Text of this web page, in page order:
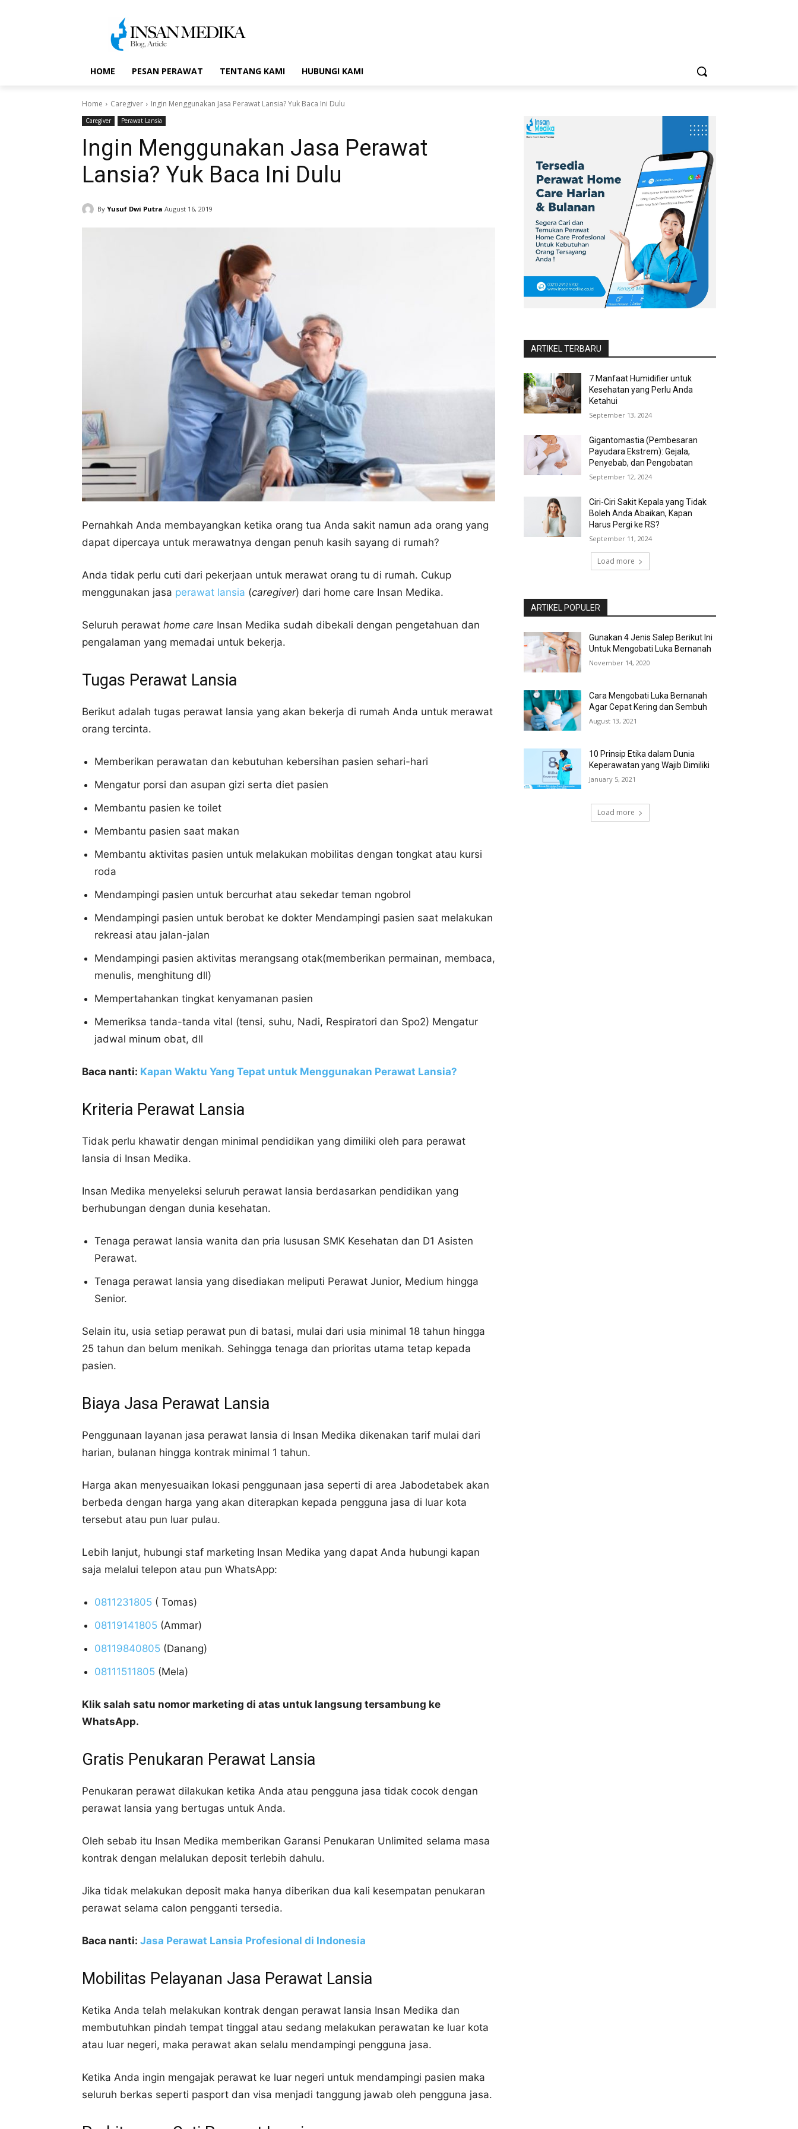
HOME PESAN PERAWAT TENTANG KAMI HUBUNGI KAMI
Home Caregiver Ingin Menggunakan Jasa Perawat Lansia? Yuk Baca Ini Dulu
Caregiver Perawat Lansia
Ingin Menggunakan Jasa Perawat
Lansia? Yuk Baca Ini Dulu
By Yusuf Dwi Putra August 16, 2019
Pernahkah Anda membayangkan ketika orang tua Anda sakit namun ada orang yang
dapat dipercaya untuk merawatnya dengan penuh kasih sayang di rumah?
Anda tidak perlu cuti dari pekerjaan untuk merawat orang tu di rumah. Cukup
menggunakan jasa perawat lansia (caregiver) dari home care Insan Medika.
Seluruh perawat home care Insan Medika sudah dibekali dengan pengetahuan dan
pengalaman yang memadai untuk bekerja.
Tugas Perawat Lansia
Berikut adalah tugas perawat lansia yang akan bekerja di rumah Anda untuk merawat
orang tercinta.
Memberikan perawatan dan kebutuhan kebersihan pasien sehari-hari
Mengatur porsi dan asupan gizi serta diet pasien
Membantu pasien ke toilet
Membantu pasien saat makan
Membantu aktivitas pasien untuk melakukan mobilitas dengan tongkat atau kursi
roda
Mendampingi pasien untuk bercurhat atau sekedar teman ngobrol
Mendampingi pasien untuk berobat ke dokter Mendampingi pasien saat melakukan
rekreasi atau jalan-jalan
Mendampingi pasien aktivitas merangsang otak(memberikan permainan, membaca,
menulis, menghitung dll)
Mempertahankan tingkat kenyamanan pasien
Memeriksa tanda-tanda vital (tensi, suhu, Nadi, Respiratori dan Spo2) Mengatur
jadwal minum obat, dll
Baca nanti: Kapan Waktu Yang Tepat untuk Menggunakan Perawat Lansia?
Kriteria Perawat Lansia
Tidak perlu khawatir dengan minimal pendidikan yang dimiliki oleh para perawat
lansia di Insan Medika.
Insan Medika menyeleksi seluruh perawat lansia berdasarkan pendidikan yang
berhubungan dengan dunia kesehatan.
Tenaga perawat lansia wanita dan pria lususan SMK Kesehatan dan D1 Asisten
Perawat.
Tenaga perawat lansia yang disediakan meliputi Perawat Junior, Medium hingga
Senior.
Selain itu, usia setiap perawat pun di batasi, mulai dari usia minimal 18 tahun hingga
25 tahun dan belum menikah. Sehingga tenaga dan prioritas utama tetap kepada
pasien.
Biaya Jasa Perawat Lansia
Penggunaan layanan jasa perawat lansia di Insan Medika dikenakan tarif mulai dari
harian, bulanan hingga kontrak minimal 1 tahun.
Harga akan menyesuaikan lokasi penggunaan jasa seperti di area Jabodetabek akan
berbeda dengan harga yang akan diterapkan kepada pengguna jasa di luar kota
tersebut atau pun luar pulau.
Lebih lanjut, hubungi staf marketing Insan Medika yang dapat Anda hubungi kapan
saja melalui telepon atau pun WhatsApp:
0811231805 ( Tomas)
08119141805 (Ammar)
08119840805 (Danang)
08111511805 (Mela)
Klik salah satu nomor marketing di atas untuk langsung tersambung ke
WhatsApp.
Gratis Penukaran Perawat Lansia
Penukaran perawat dilakukan ketika Anda atau pengguna jasa tidak cocok dengan
perawat lansia yang bertugas untuk Anda.
Oleh sebab itu Insan Medika memberikan Garansi Penukaran Unlimited selama masa
kontrak dengan melalukan deposit terlebih dahulu.
Jika tidak melakukan deposit maka hanya diberikan dua kali kesempatan penukaran
perawat selama calon pengganti tersedia.
Baca nanti: Jasa Perawat Lansia Profesional di Indonesia
Mobilitas Pelayanan Jasa Perawat Lansia
Ketika Anda telah melakukan kontrak dengan perawat lansia Insan Medika dan
membutuhkan pindah tempat tinggal atau sedang melakukan perawatan ke luar kota
atau luar negeri, maka perawat akan selalu mendampingi pengguna jasa.
Ketika Anda ingin mengajak perawat ke luar negeri untuk mendampingi pasien maka
seluruh berkas seperti pasport dan visa menjadi tanggung jawab oleh pengguna jasa.
ARTIKEL TERBARU
7 Manfaat Humidifier untuk
Kesehatan yang Perlu Anda
Ketahui
September 13, 2024
Gigantomastia (Pembesaran
Payudara Ekstrem): Gejala,
Penyebab, dan Pengobatan
September 12, 2024
Ciri-Ciri Sakit Kepala yang Tidak
Boleh Anda Abaikan, Kapan
Harus Pergi ke RS?
September 11, 2024
Load more
ARTIKEL POPULER
Gunakan 4 Jenis Salep Berikut Ini
Untuk Mengobati Luka Bernanah
November 14, 2020
Cara Mengobati Luka Bernanah
Agar Cepat Kering dan Sembuh
August 13, 2021
10 Prinsip Etika dalam Dunia
Keperawatan yang Wajib Dimiliki
January 5, 2021
Load more